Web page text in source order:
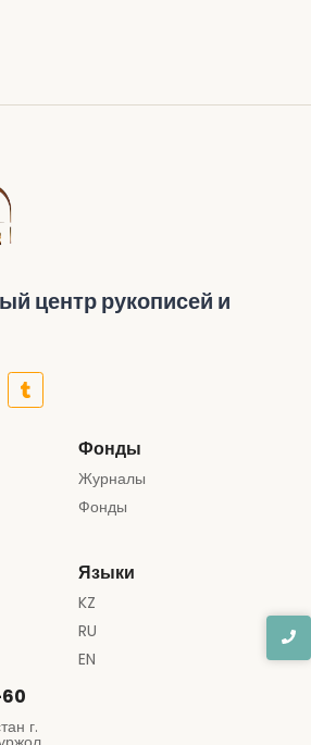
центр рукописей и
Фонды
Журналы
Фонды
Языки
KZ
RU
EN
г.